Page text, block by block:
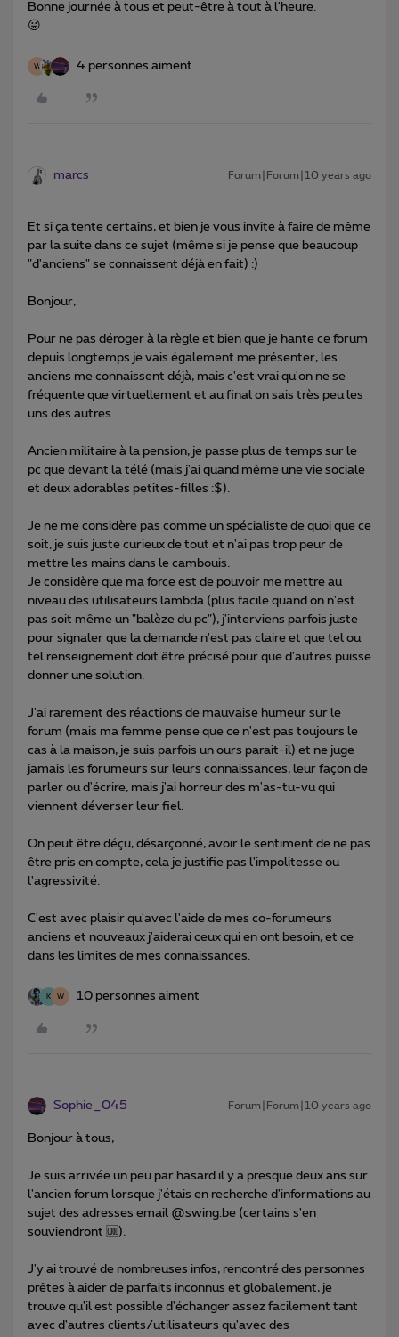
Bonne journée à tous et peut-être à tout à l'heure.
😛
W 4 personnes aiment
marcs Forum|Forum|10 years ago
Et si ça tente certains, et bien je vous invite à faire de même
par la suite dans ce sujet (même si je pense que beaucoup
"d'anciens" se connaissent déjà en fait) :)
Bonjour,
Pour ne pas déroger à la règle et bien que je hante ce forum
depuis longtemps je vais également me présenter, les
anciens me connaissent déjà, mais c'est vrai qu'on ne se
fréquente que virtuellement et au final on sais très peu les
uns des autres.
Ancien militaire à la pension, je passe plus de temps sur le
pc que devant la télé (mais j'ai quand même une vie sociale
et deux adorables petites-filles :$).
Je ne me considère pas comme un spécialiste de quoi que ce
soit, je suis juste curieux de tout et n'ai pas trop peur de
mettre les mains dans le cambouis.
Je considère que ma force est de pouvoir me mettre au
niveau des utilisateurs lambda (plus facile quand on n'est
pas soit même un "balèze du pc"), j'interviens parfois juste
pour signaler que la demande n'est pas claire et que tel ou
tel renseignement doit être précisé pour que d'autres puisse
donner une solution.
J'ai rarement des réactions de mauvaise humeur sur le
forum (mais ma femme pense que ce n'est pas toujours le
cas à la maison, je suis parfois un ours parait-il) et ne juge
jamais les forumeurs sur leurs connaissances, leur façon de
parler ou d'écrire, mais j'ai horreur des m'as-tu-vu qui
viennent déverser leur fiel.
On peut être déçu, désarçonné, avoir le sentiment de ne pas
être pris en compte, cela je justifie pas l'impolitesse ou
l'agressivité.
C'est avec plaisir qu'avec l'aide de mes co-forumeurs
anciens et nouveaux j'aiderai ceux qui en ont besoin, et ce
dans les limites de mes connaissances.
K W 10 personnes aiment
Sophie_045 Forum|Forum|10 years ago
Bonjour à tous,
Je suis arrivée un peu par hasard il y a presque deux ans sur
l'ancien forum lorsque j'étais en recherche d'informations au
sujet des adresses email @swing.be (certains s'en
souviendront 🆒).
J'y ai trouvé de nombreuses infos, rencontré des personnes
prêtes à aider de parfaits inconnus et globalement, je
trouve qu'il est possible d'échanger assez facilement tant
avec d'autres clients/utilisateurs qu'avec des